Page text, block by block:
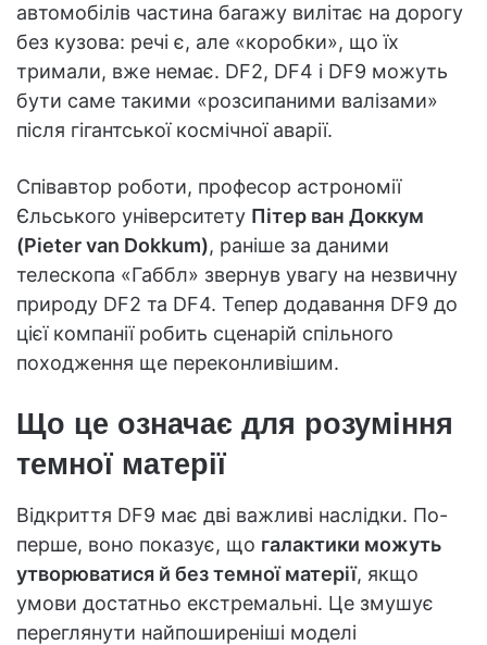
автомобілів частина багажу вилітає на дорогу
без кузова: речі є, але «коробки», що їх
тримали, вже немає. DF2, DF4 і DF9 можуть
бути саме такими «розсипаними валізами»
після гігантської космічної аварії.
Співавтор роботи, професор астрономії
Єльського університету Пітер ван Доккум
(Pieter van Dokkum), раніше за даними
телескопа «Габбл» звернув увагу на незвичну
природу DF2 та DF4. Тепер додавання DF9 до
цієї компанії робить сценарій спільного
походження ще переконливішим.
Що це означає для розуміння
темної матерії
Відкриття DF9 має дві важливі наслідки. По-
перше, воно показує, що галактики можуть
утворюватися й без темної матерії, якщо
умови достатньо екстремальні. Це змушує
переглянути найпоширеніші моделі